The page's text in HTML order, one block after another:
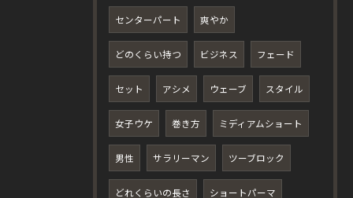
センターパート 爽やか
どのくらい持つ ビジネス フェード
セット アシメ ウェーブ スタイル
女子ウケ 巻き方 ミディアムショート
男性 サラリーマン ツーブロック
どれくらいの長さ ショートパーマ